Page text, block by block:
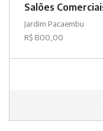
Salões
Jardim Pacaembu
R$ 800,00